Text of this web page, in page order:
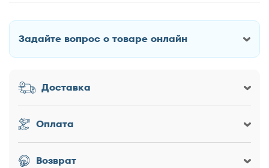
Как Вас зовут?
Заголовок
Оценка товара
Задайте вопрос о товаре онлайн
Доставка
Оплата
Возврат